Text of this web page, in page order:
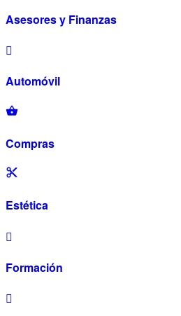
Asesores y Finanzas
Automóvil
Compras
Estética
Formación